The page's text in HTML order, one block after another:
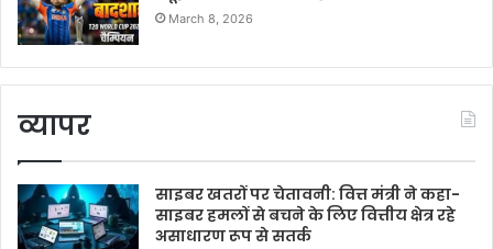
March 8, 2026
व्यापर
साइबर खतरों पर चेतावनी: वित्त मंत्री ने कहा-
साइबर हमलों से बचने के लिए वित्तीय क्षेत्र रहे
असाधारण रूप से सतर्क